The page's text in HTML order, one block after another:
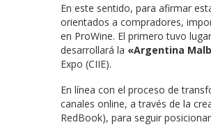
En este sentido, para afirmar
orientados a compradores,
en ProWine. El primero tuvo
desarrollará la «Argentina
Expo (CIIE).
En línea con el proceso de
canales online, a través de la
RedBook), para seguir